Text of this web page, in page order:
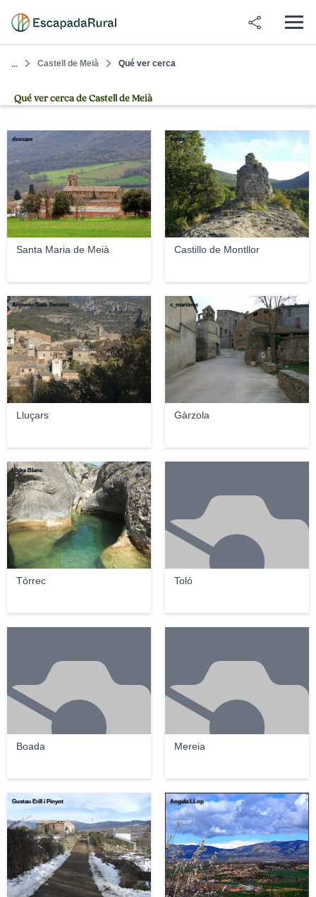
... Castell de Meià Qué ver cerca
Qué ver cerca de Castell de Meià
Santa Maria de Meià
dcocam
Castillo de Montllor
Ilerda
Lluçars
Antonio Saez Torrens
Gàrzola
c_martinez
Tórrec
Isidre Blanc
Toló
Boada Mereia
Gustau Erill i Pinyot Angela LLop